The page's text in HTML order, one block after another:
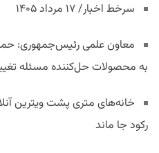
سرخط اخبار/ ۱۷ مرداد ۱۴۰۵
معاون علمی رئیس‌جمهوری:
به محصولات حل‌کننده مسئله
خانه‌های متری پشت ویترین
رکود جا ماند